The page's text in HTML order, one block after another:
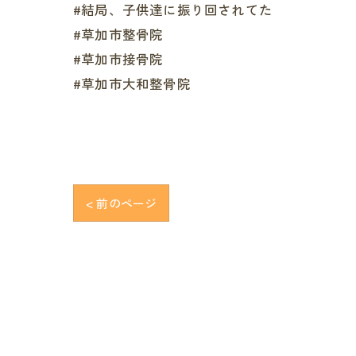
#結局、子供達に振り回されてた
#草加市整骨院
#草加市接骨院
#草加市大和整骨院
< 前のページ